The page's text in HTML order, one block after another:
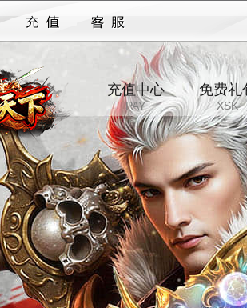
充值中心
PAY
免费礼
XSK